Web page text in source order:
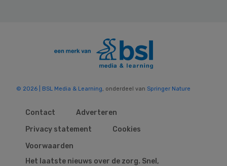
© 2026 | BSL Media & Learning , onderdeel van Springer Nature
Contact
Adverteren
Privacy statement
Cookies
Voorwaarden
Het laatste nieuws over de zorg. Snel,